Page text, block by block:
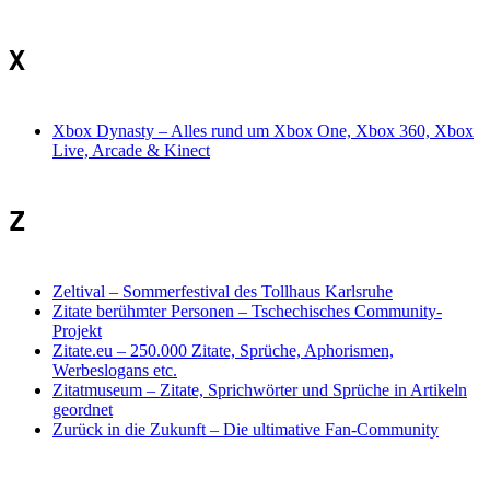
X
Xbox Dynasty – Alles rund um Xbox One, Xbox 360, Xbox
Live, Arcade & Kinect
Z
Zeltival – Sommerfestival des Tollhaus Karlsruhe
Zitate berühmter Personen – Tschechisches Community-
Projekt
Zitate.eu – 250.000 Zitate, Sprüche, Aphorismen,
Werbeslogans etc.
Zitatmuseum – Zitate, Sprichwörter und Sprüche in Artikeln
geordnet
Zurück in die Zukunft – Die ultimative Fan-Community